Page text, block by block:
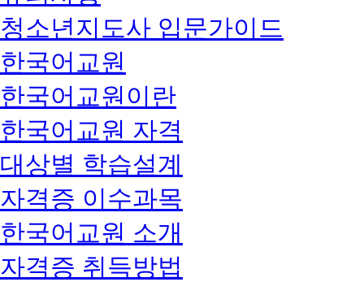
청소년지도사 입문가이드
한국어교원
한국어교원이란
한국어교원 자격
대상별 학습설계
자격증 이수과목
한국어교원 소개
자격증 취득방법